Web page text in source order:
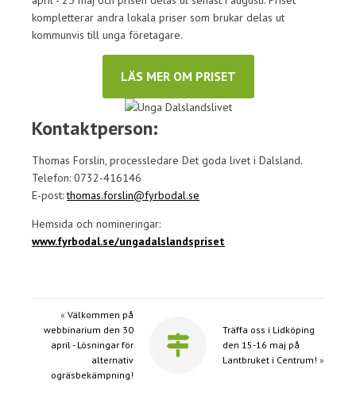
kompletterar andra lokala priser som brukar delas ut
kommunvis till unga företagare.
LÄS MER OM PRISET
Kontaktperson:
Thomas Forslin, processledare Det goda livet i Dalsland.
Telefon: 0732-416146
E-post:thomas.forslin@fyrbodal.se
Hemsida och nomineringar:
www.fyrbodal.se/ungadalslandspriset
« Välkommen på
webbinarium den 30
april - Lösningar för
alternativ
ogräsbekämpning!
Träffa oss i Lidköping
den 15-16 maj på
Lantbruket i Centrum! »